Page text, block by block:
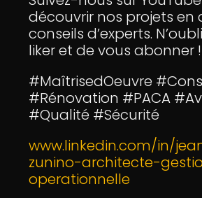
découvrir nos projets en
conseils d’experts.
liker et de vous abonner !
#MaîtrisedOeuvre
#Rénovation #PACA
#Qualité #Sécurité
www.linkedin.com/in/
zunino-architecte-
operationnelle